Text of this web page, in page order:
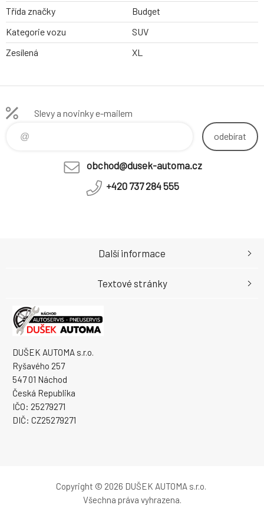
Třída značky
Budget
Kategorie vozu
SUV
Zesílená
XL
Slevy a novinky e-mailem
odebírat
obchod@dusek-automa.cz
+420 737 284 555
DUŠEK AUTOMA s.r.o.
Ryšavého 257
547 01 Náchod
Česká Republika
IČO: 25279271
DIČ: CZ25279271
Další informace
Textové stránky
Copyright © 2026 DUŠEK AUTOMA s.r.o.
Všechna práva vyhrazena.